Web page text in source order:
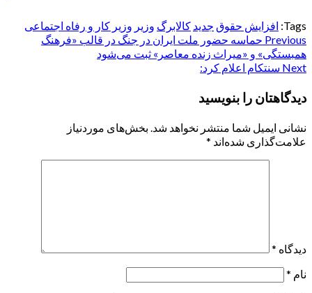
Tags: افزایش حقوق جدید کالابرگ وزیر وزیر کار و رفاه اجتماعی
Post
navigation
Previous حماسه حضور ملت ایران در جنگ در قالب «فرهنگ
همبستگی» و «میراث زنده معاصر» ثبت می‌شود
Next سنتکام اعلام کرد:
دیدگاهتان را بنویسید
نشانی ایمیل شما منتشر نخواهد شد. بخش‌های موردنیاز
علامت‌گذاری شده‌اند *
دیدگاه *
نام *